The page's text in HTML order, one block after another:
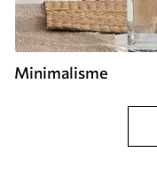
Minimalisme